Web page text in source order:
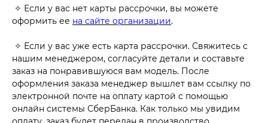
✧ Если у вас нет карты рассрочки, вы можете
оформить ее на сайте организации.
✧ Если у вас уже есть карта рассрочки. Свяжитесь с
нашим менеджером, согласуйте детали и составьте
заказ на понравившуюся вам модель. После
оформления заказа менеджер вышлет вам ссылку по
электронной почте на оплату картой с помощью
онлайн системы СберБанка. Как только мы увидим